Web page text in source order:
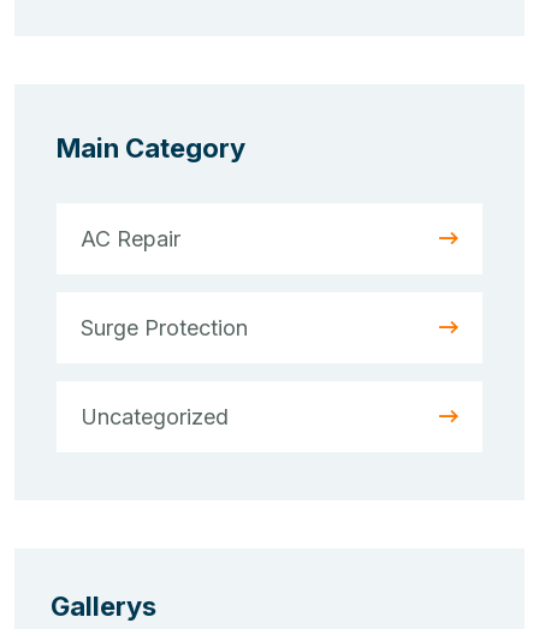
Main Category
AC Repair
Surge Protection
Uncategorized
Gallerys